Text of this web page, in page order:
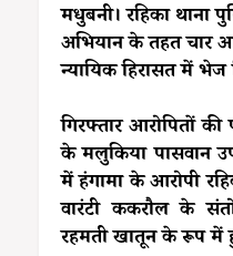
मधुबनी। रहिका थाना
अभियान के तहत चार
न्यायिक हिरासत में भेज
गिरफ्तार आरोपितों
के मलुकिया पासवान
में हंगामा के आरोपी
वारंटी ककरौल के
रहमती खातून के रूप में